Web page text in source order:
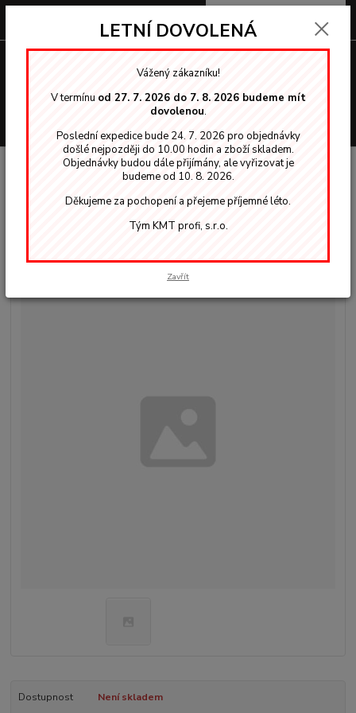
0,00 Kč
OSMO vosky, oleje Exteriér
732 Dub světlý - olejová lazura
732 Dub světlý - olejová lazura
Dostupnost Není skladem
LETNÍ DOVOLENÁ
Vážený zákazníku!
V termínu od 27. 7. 2026 do 7. 8. 2026 budeme mít
dovolenou.
Poslední expedice bude 24. 7. 2026 pro objednávky
došlé nejpozději do 10.00 hodin a zboží skladem.
Objednávky budou dále přijímány, ale vyřizovat je
budeme od 10. 8. 2026.
Děkujeme za pochopení a přejeme příjemné léto.
Tým KMT profi, s.r.o.
Zavřít